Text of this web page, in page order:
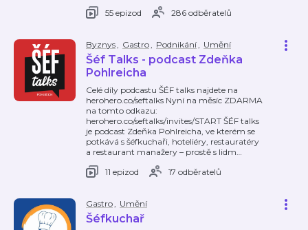
55 epizod
286 odběratelů
Byznys, Gastro, Podnikání, Umění
Šéf Talks - podcast Zdeňka
Pohlreicha
Celé díly podcastu ŠÉF talks najdete na
herohero.co/seftalks Nyní na měsíc ZDARMA
na tomto odkazu:
herohero.co/seftalks/invites/START ŠÉF talks
je podcast Zdeňka Pohlreicha, ve kterém se
potkává s šéfkuchaři, hoteliéry, restauratéry
a restaurant manažery – prostě s lidm…
11 epizod
17 odběratelů
Gastro, Umění
Šéfkuchař